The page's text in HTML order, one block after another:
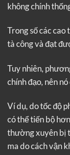
không chính
Trong số các cao
tà công và đạt
Tuy nhiên,
chính đạo, nên
Ví dụ, do tốc độ
có thể tiến bộ
thường xuyên bị
ma do cách vận